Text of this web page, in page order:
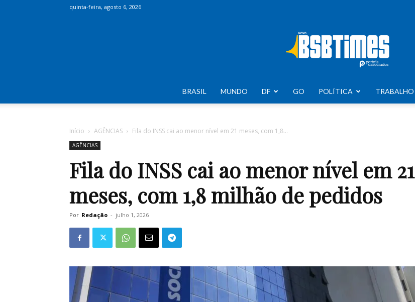
quinta-feira, agosto 6, 2026
Times
BRASIL MUNDO DF GO POLÍTICA TRABALHO
Início AGÊNCIAS Fila do INSS cai ao menor nível em 21 meses, com 1,8...
AGÊNCIAS
Fila do INSS cai ao menor nível em 21
meses, com 1,8 milhão de pedidos
Por Redação - julho 1, 2026